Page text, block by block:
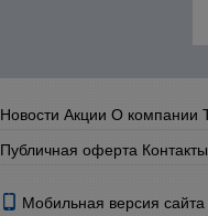
Новости Акции О компании
Публичная оферта Контакты
Мобильная версия сайта